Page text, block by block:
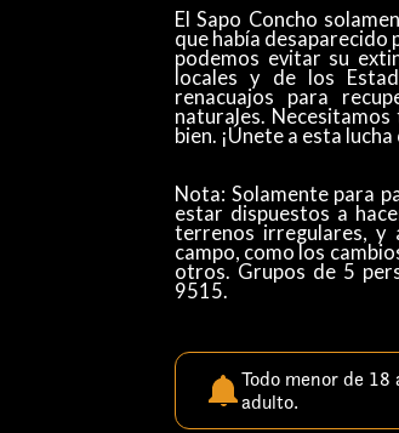
El Sapo Concho
que había desaparecido
podemos evitar su
locales y de los
renacuajos para
naturales. Necesitamos
bien. ¡Únete a esta
Nota: Solamente para
estar dispuestos a
terrenos irregulares, y
campo, como los
otros. Grupos de 5
9515.
Todo menor de 18
adulto.